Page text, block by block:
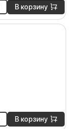
В корзину
В корзину